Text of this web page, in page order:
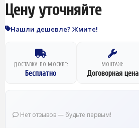
Цену уточняйте
Нашли дешевле? Жмите!
ДОСТАВКА ПО МОСКВЕ:
Бесплатно
МОНТАЖ:
Договорная цена
Нет отзывов — будьте первым!